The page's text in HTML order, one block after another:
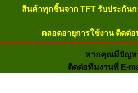
สินค้าทุกชิ้นจาก TFT รับประกัน
ตลอดอายุการใช้งาน ติดต่
หากคุณมีปัญห
ติดต่อทีมงานที่ E-